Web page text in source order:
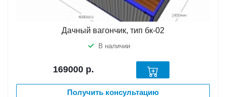
Дачный вагончик, тип бк-02
В наличии
169000 р.
Получить консультацию